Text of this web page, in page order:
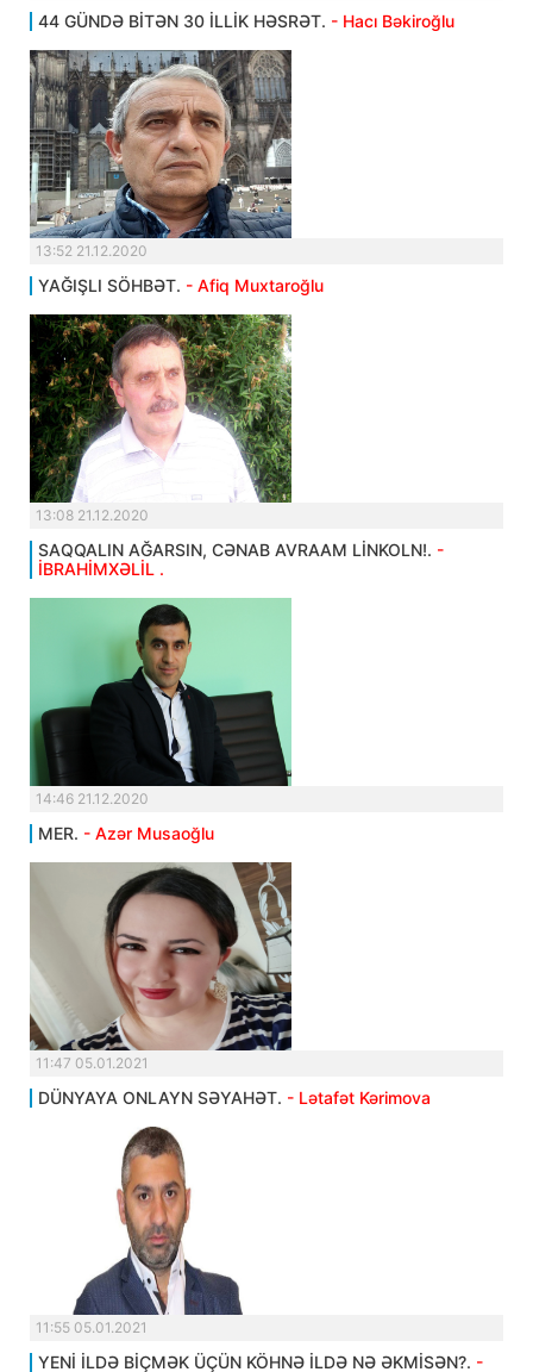
44 GÜNDƏ BİTƏN 30 İLLİK HƏSRƏT. - Hacı Bəkiroğlu
13:52 21.12.2020
YAĞIŞLI SÖHBƏT. - Afiq Muxtaroğlu
13:08 21.12.2020
SAQQALIN AĞARSIN, CƏNAB AVRAAM LİNKOLN!. -
İBRAHİMXƏLİL .
14:46 21.12.2020
MER. - Azər Musaoğlu
11:47 05.01.2021
DÜNYAYA ONLAYN SƏYAHƏT. - Lətafət Kərimova
11:55 05.01.2021
YENİ İLDƏ BİÇMƏK ÜÇÜN KÖHNƏ İLDƏ NƏ ƏKMİSƏN?. -